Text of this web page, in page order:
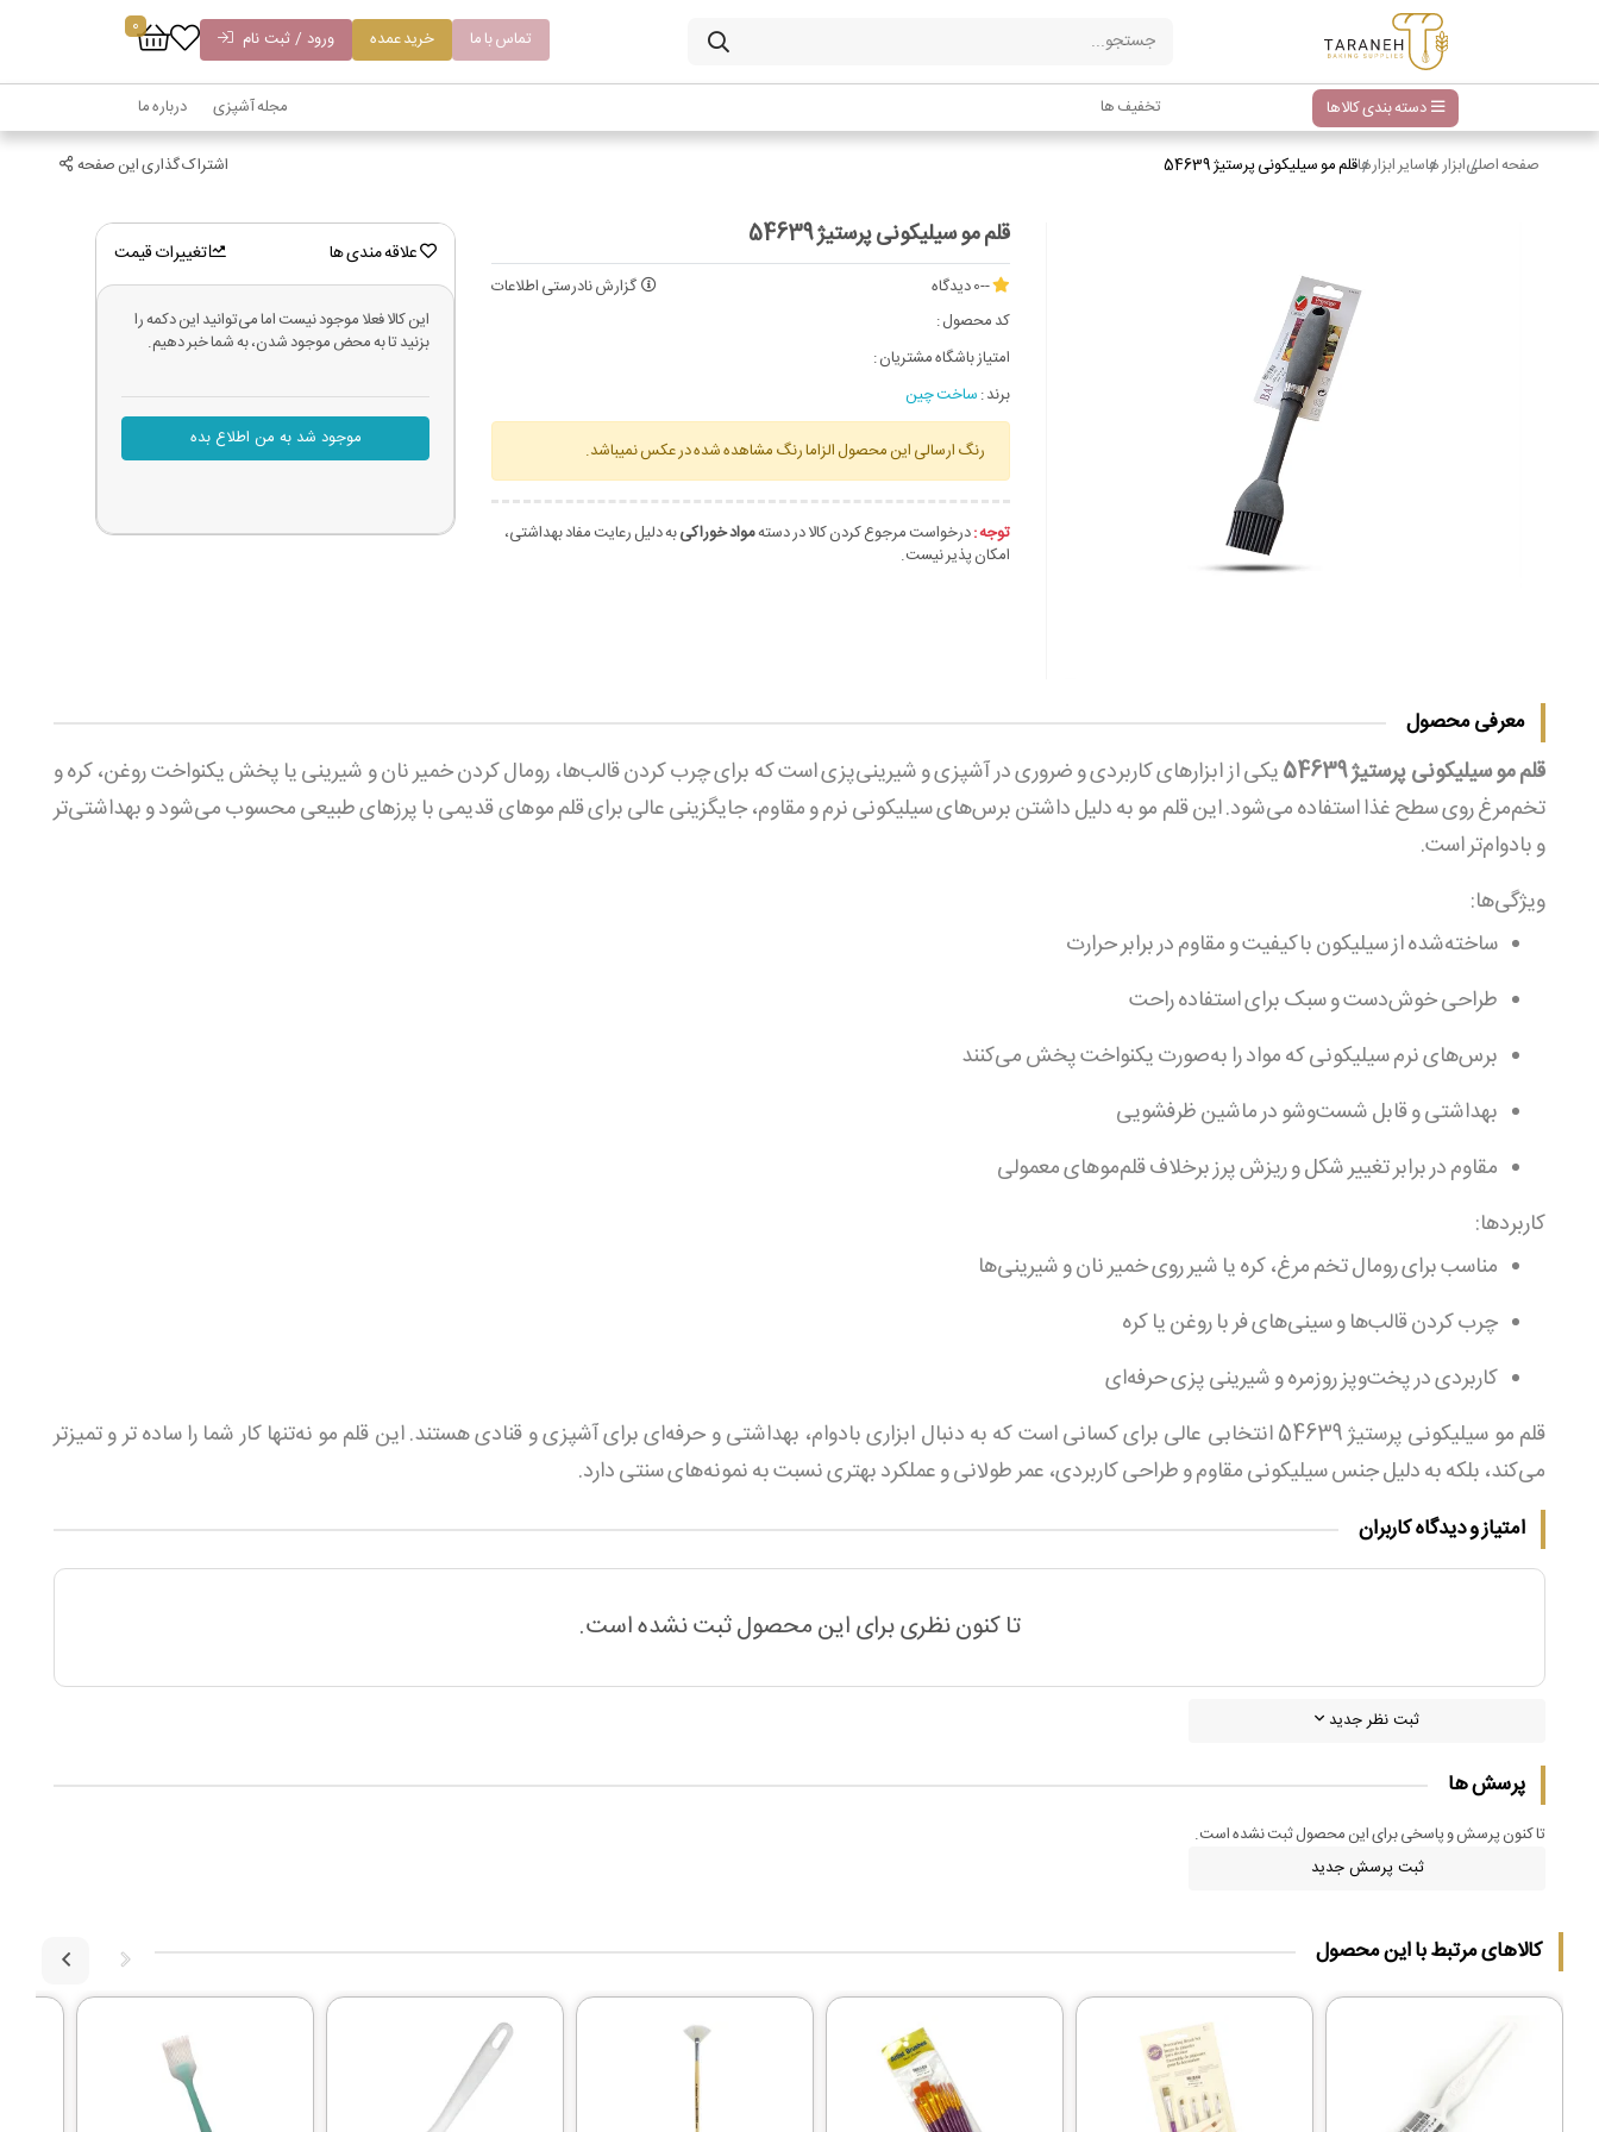
تماس با ما خرید عمده ورود / ثبت نام
0
دسته بندی کالاها تخفیف ها مجله آشپزی درباره ما
صفحه اصلیابزار هاسایر ابزارهاقلم مو سیلیکونی پرستیژ 54639 اشتراک گذاری این صفحه
قلم مو سیلیکونی پرستیژ 54639
--0 دیدگاه
گزارش نادرستی اطلاعات
کد محصول :
امتیاز باشگاه مشتریان :
برند :ساخت چین
رنگ ارسالی این محصول الزاما رنگ مشاهده شده در عکس نمیباشد.
توجه :درخواست مرجوع کردن کالا در دستهمواد خوراکیبه دلیل رعایت مفاد بهداشتی،
امکان پذیر نیست.
علاقه مندی ها تغییرات قیمت
این کالا فعلا موجود نیست اما می‌توانید این دکمه را
بزنید تا به محض موجود شدن، به شما خبر دهیم.
موجود شد به من اطلاع بده
معرفی محصول
قلم مو سیلیکونی پرستیژ 54639
یکی از ابزارهای کاربردی و ضروری در آشپزی و شیرینی‌پزی است که برای چرب کردن قالب‌ها، رومال کردن خمیر نان و شیرینی یا پخش یکنواخت روغن، کره و
تخم‌مرغ روی سطح غذا استفاده می‌شود. این قلم مو به دلیل داشتن برس‌های سیلیکونی نرم و مقاوم، جایگزینی عالی برای قلم‌ موهای قدیمی با پرزهای طبیعی محسوب می‌شود و بهداشتی‌تر
و بادوام‌تر است.
ویژگی‌ها:
ساخته‌شده از سیلیکون باکیفیت و مقاوم در برابر حرارت
طراحی خوش‌دست و سبک برای استفاده راحت
برس‌های نرم سیلیکونی که مواد را به‌صورت یکنواخت پخش می‌کنند
بهداشتی و قابل شست‌وشو در ماشین ظرفشویی
مقاوم در برابر تغییر شکل و ریزش پرز برخلاف قلم‌موهای معمولی
کاربردها:
مناسب برای رومال تخم‌ مرغ، کره یا شیر روی خمیر نان و شیرینی‌ها
چرب کردن قالب‌ها و سینی‌های فر با روغن یا کره
کاربردی در پخت‌وپز روزمره و شیرینی‌ پزی حرفه‌ای
قلم مو سیلیکونی پرستیژ 54639 انتخابی عالی برای کسانی است که به دنبال ابزاری بادوام، بهداشتی و حرفه‌ای برای آشپزی و قنادی هستند. این قلم مو نه‌تنها کار شما را ساده‌ تر و تمیزتر
می‌کند، بلکه به دلیل جنس سیلیکونی مقاوم و طراحی کاربردی، عمر طولانی و عملکرد بهتری نسبت به نمونه‌های سنتی دارد.
امتیاز و دیدگاه کاربران
تا کنون نظری برای این محصول ثبت نشده است.
ثبت نظر جدید
پرسش ها
تا کنون پرسش و پاسخی برای این محصول ثبت نشده است.
ثبت پرسش جدید
کالاهای مرتبط با این محصول